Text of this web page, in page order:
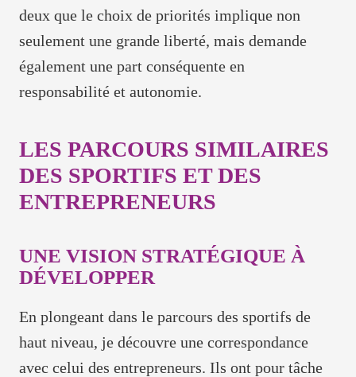
deux que le choix de priorités implique non
seulement une grande liberté, mais demande
également une part conséquente en
responsabilité et autonomie.
LES PARCOURS SIMILAIRES
DES SPORTIFS ET DES
ENTREPRENEURS
UNE VISION STRATÉGIQUE À
DÉVELOPPER
En plongeant dans le parcours des sportifs de
haut niveau, je découvre une correspondance
avec celui des entrepreneurs. Ils ont pour tâche